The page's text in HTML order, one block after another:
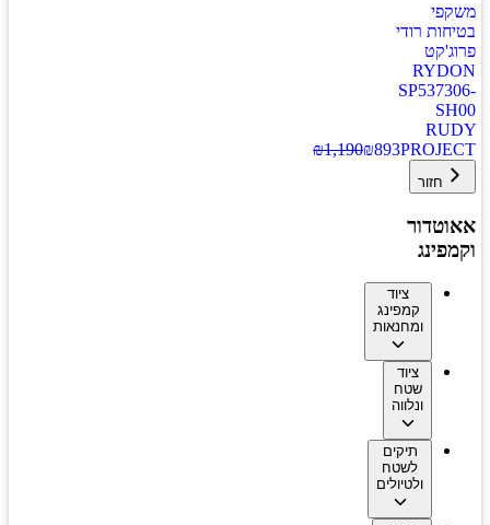
משקפי
בטיחות רודי
פרוג'קט
RYDON
SP537306-
SH00
RUDY
PROJECT
₪893
₪1,190
חזור
אאוטדור
וקמפינג
ציוד
קמפינג
ומחנאות
ציוד
שטח
ונלווה
תיקים
לשטח
ולטיולים